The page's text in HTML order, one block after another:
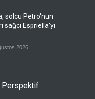
solcu Petro'nun
sağcı Espriella'yı
2026
Teşkilatı,
övdü
Perspektif